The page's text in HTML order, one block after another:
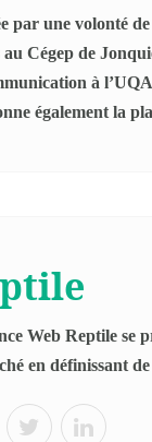
par une volonté
au Cégep de
à
également la
Web Reptile se
en définissant